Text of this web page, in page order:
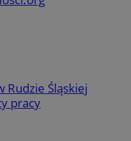
Rudzie Śląskiej
pracy